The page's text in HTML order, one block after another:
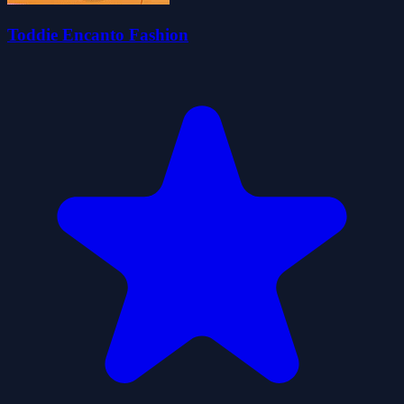
Toddie Encanto Fashion